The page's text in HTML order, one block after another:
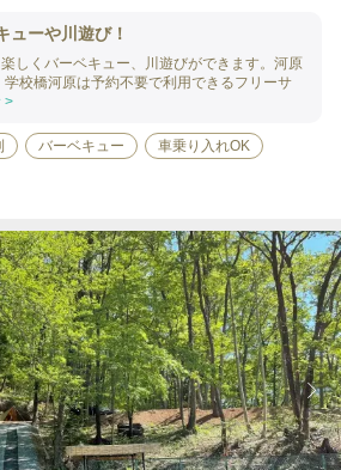
ューや川遊び！
しくバーベキュー、川遊びができます。河原
校橋河原は予約不要で利用できるフリーサ
>
バーベキュー 車乗り入れOK